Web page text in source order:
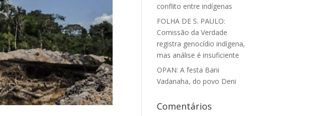
conflito entre indígenas
FOLHA DE S. PAULO:
Comissão da Verdade
registra genocídio indígena,
mas análise é insuficiente
OPAN: A festa Bani
Vadanaha, do povo Deni
Comentários